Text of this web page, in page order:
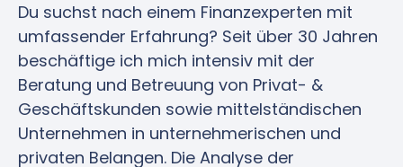
Du suchst nach einem Finanzexperten mit
umfassender Erfahrung? Seit über 30 Jahren
beschäftige ich mich intensiv mit der
Beratung und Betreuung von Privat- &
Geschäftskunden sowie mittelständischen
Unternehmen in unternehmerischen und
privaten Belangen. Die Analyse der